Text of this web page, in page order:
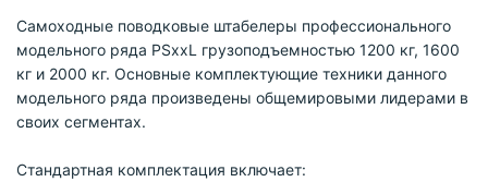
Самоходные поводковые штабелеры профессионального
модельного ряда PSxxL грузоподъемностью 1200 кг, 1600
кг и 2000 кг. Основные комплектующие техники данного
модельного ряда произведены общемировыми лидерами в
своих сегментах.
Стандартная комплектация включает: